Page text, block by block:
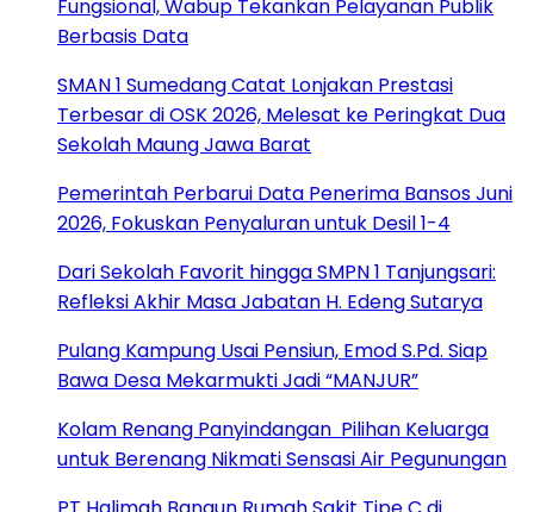
Fungsional, Wabup Tekankan Pelayanan Publik
Berbasis Data
SMAN 1 Sumedang Catat Lonjakan Prestasi
Terbesar di OSK 2026, Melesat ke Peringkat Dua
Sekolah Maung Jawa Barat
Pemerintah Perbarui Data Penerima Bansos Juni
2026, Fokuskan Penyaluran untuk Desil 1-4
Dari Sekolah Favorit hingga SMPN 1 Tanjungsari:
Refleksi Akhir Masa Jabatan H. Edeng Sutarya
Pulang Kampung Usai Pensiun, Emod S.Pd. Siap
Bawa Desa Mekarmukti Jadi “MANJUR”
Kolam Renang Panyindangan Pilihan Keluarga
untuk Berenang Nikmati Sensasi Air Pegunungan